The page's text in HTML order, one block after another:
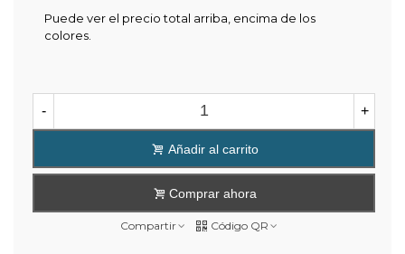
Puede ver el precio total arriba, encima de los
colores.
- +
Añadir al carrito
Comprar ahora
Compartir Código QR